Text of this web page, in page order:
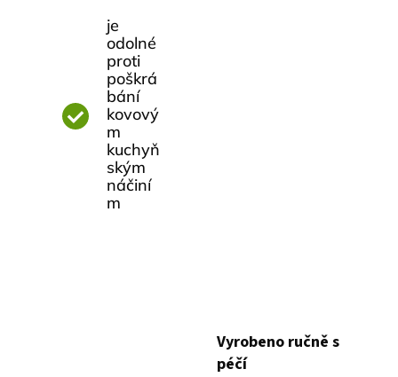
je
odolné
proti
poškrá
bání
kovový
m
kuchyň
ským
náčiní
m
Vyrobeno ručně s
péčí